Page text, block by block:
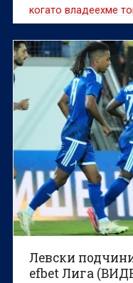
когато владеехме
защитавахме.“
Левски
efbet Лига